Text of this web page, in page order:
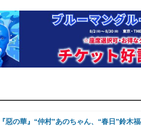
『惡の華』“仲村”あのちゃん、“春日”鈴